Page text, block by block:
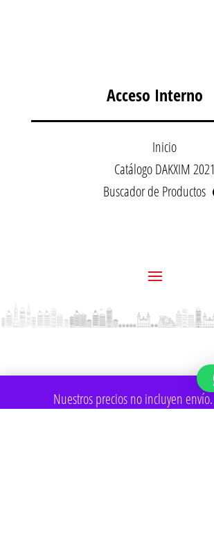
Nuestros precios no incluyen envío.
Acceso Interno
Inicio
Catálogo DAKXIM 2021
Buscador de Productos